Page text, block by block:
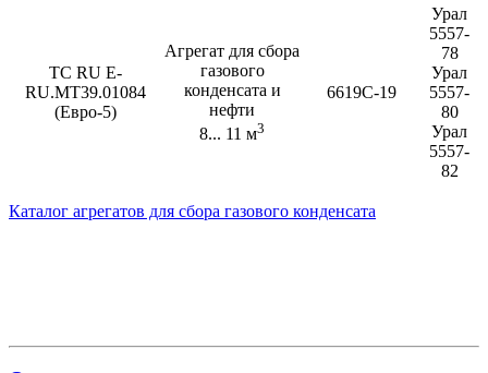
ТС RU E-
RU.МТ39.01084
(Евро-5)
Агрегат для сбора
газового
конденсата и
нефти
8... 11 м3
6619С-19
Урал
5557-
78
Урал
5557-
80
Урал
5557-
82
Каталог агрегатов для сбора газового конденсата